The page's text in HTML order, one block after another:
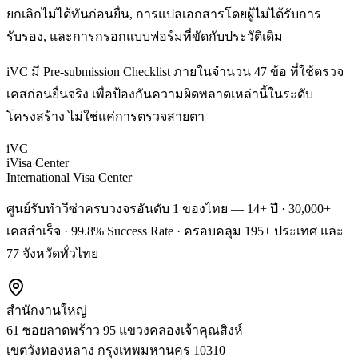
ยกเลิกไม่ได้ทันก่อนยื่น, การแปลเอกสารโดยผู้ไม่ได้รับการ
รับรอง, และการกรอกแบบฟอร์มที่ขัดกับประวัติเดิม
iVC มี Pre-submission Checklist ภายในจำนวน 47 ข้อ ที่ใช้ตรวจ
เคสก่อนยื่นจริง เพื่อป้องกันความผิดพลาดเหล่านี้ในระดับ
โครงสร้าง ไม่ใช่แค่การตรวจสายตา
iVC
iVisa Center
International Visa Center
ศูนย์รับทำวีซ่าครบวงจรอันดับ 1 ของไทย — 14+ ปี · 30,000+
เคสสำเร็จ · 99.8% Success Rate · ครอบคลุม 195+ ประเทศ และ
77 จังหวัดทั่วไทย
สำนักงานใหญ่
61 ซอยลาดพร้าว 95 แขวงคลองเจ้าคุณสิงห์
เขตวังทองหลาง กรุงเทพมหานคร 10310